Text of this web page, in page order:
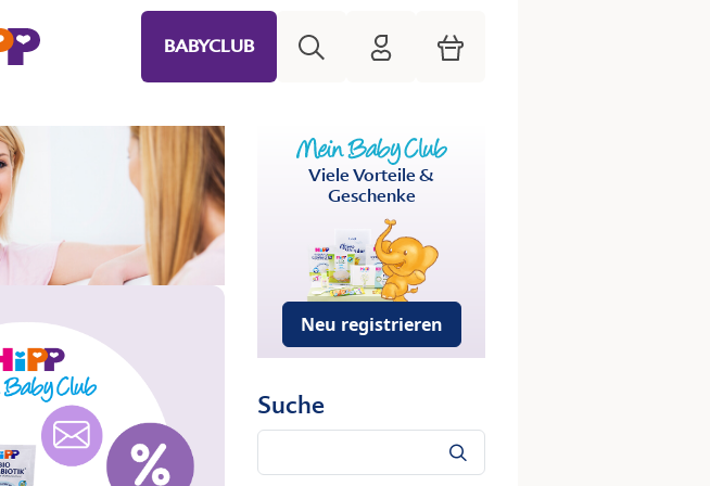
BABYCLUB HiPP Mein Babyclub
Warenkorb
Viele Vorteile &
Geschenke
Neu registrieren
Suche